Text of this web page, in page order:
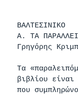
ΒΑΛΤΕΣΙΝΙΚΟ
Α. ΤΑ
Γρηγόρης
Τα
βιβλίου
που